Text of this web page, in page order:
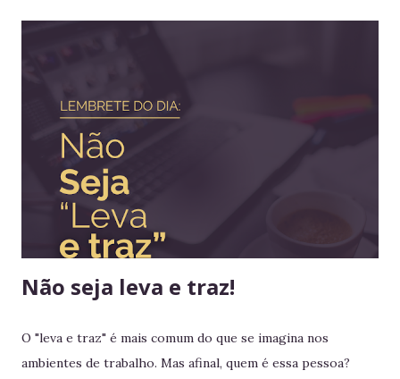
territórios alheios, mas nenhum deles tinha ido tão longe a
ponto de cruzar um oceano para viver e reinar do outro
lado do mundo. Embora os europeus dominassem colônias
imensas em diversos continentes, até aquele momento
nenhum rei havia colocado os pés em seus territórios
ultramarinos para uma simples...
Não seja leva e traz!
O "leva e traz" é mais comum do que se imagina nos
ambientes de trabalho. Mas afinal, quem é essa pessoa?